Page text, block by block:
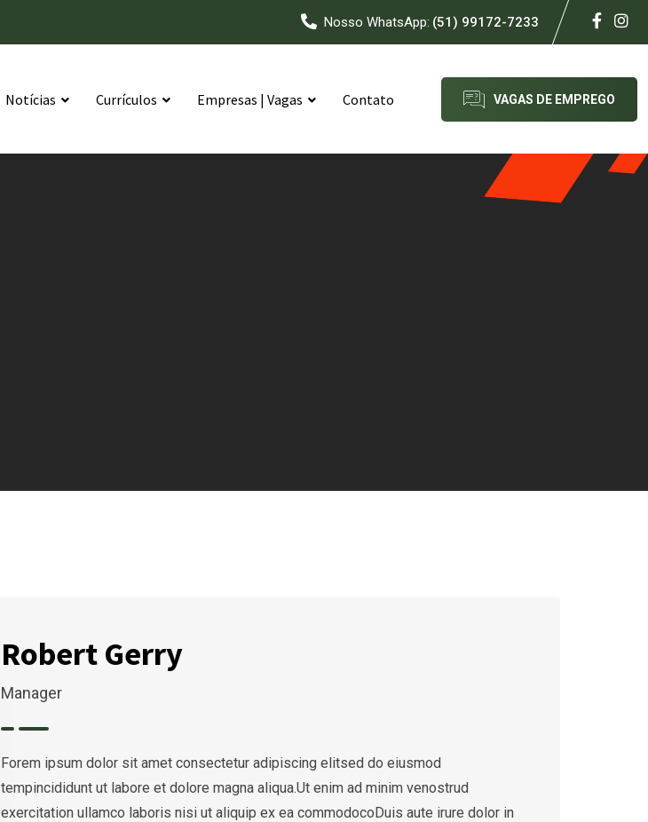
Nosso WhatsApp: (51) 99172-7233
Notícias Currículos Empresas | Vagas Contato VAGAS DE EMPREGO
Robert Gerry
Manager
Forem ipsum dolor sit amet consectetur adipiscing elitsed do eiusmod
tempincididunt ut labore et dolore magna aliqua.Ut enim ad minim venostrud
exercitation ullamco laboris nisi ut aliquip ex ea commodocoDuis aute irure dolor in